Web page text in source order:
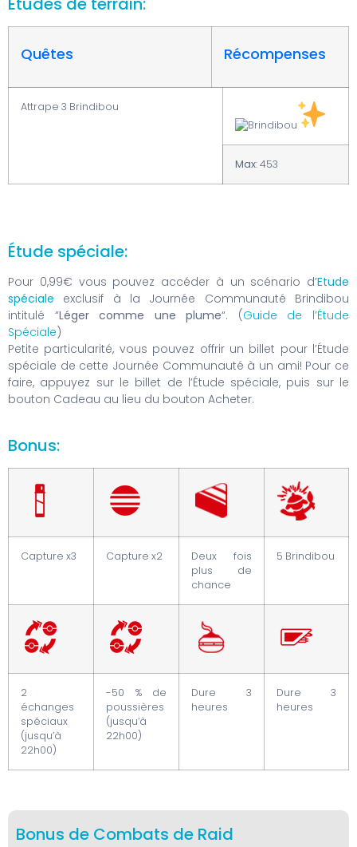
Quêtes Récompenses
Attrape 3 Brindibou
Max: 453
Étude spéciale:
Pour 0,99€ vous pouvez accéder à un scénario d’Etude
spéciale exclusif à la Journée Communauté Brindibou
intitulé “Léger comme une plume“. (Guide de l’Étude
Spéciale)
Petite particularité, vous pouvez offrir un billet pour l’Étude
spéciale de cette Journée Communauté à un ami! Pour ce
faire, appuyez sur le billet de l’Étude spéciale, puis sur le
bouton Cadeau au lieu du bouton Acheter.
Bonus:
Capture x3 Capture x2
Deux fois
plus de
chance
5 Brindibou
2
échanges
spéciaux
(jusqu’à
22h00)
-50 % de
poussières
(jusqu’à
22h00)
Dure 3
heures
Dure 3
heures
Bonus de Combats de Raid